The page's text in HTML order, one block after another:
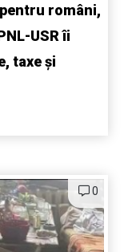
români,
USR îi
taxe și
0